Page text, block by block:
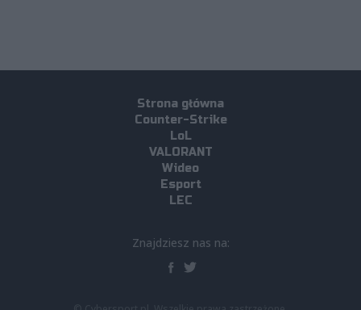
Strona główna
Counter-Strike
LoL
VALORANT
Wideo
Esport
LEC
Znajdziesz nas na: